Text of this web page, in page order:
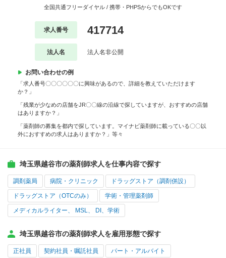
全国共通フリーダイヤル / 携帯・PHPSからでもOKです
求人番号 417714
法人名 法人名非公開
お問い合わせの例
「求人番号〇〇〇〇〇〇に興味があるので、詳細を教えていただけます
か？」
「残業が少なめの店舗をJR〇〇線の沿線で探していますが、おすすめの店舗
はありますか？」
「薬剤師の募集を都内で探しています。マイナビ薬剤師に載っている〇〇以
外におすすめの求人はありますか？」等々
埼玉県越谷市の薬剤師求人を仕事内容で探す
調剤薬局 病院・クリニック ドラッグストア（調剤併設）
ドラッグストア（OTCのみ） 学術・管理薬剤師
メディカルライター、 MSL、 DI、学術
埼玉県越谷市の薬剤師求人を雇用形態で探す
正社員 契約社員・嘱託社員 パート・アルバイト